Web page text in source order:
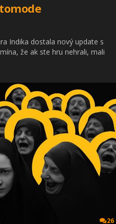
Indika dostala nový update s
že ak ste hru nehrali, mali
26